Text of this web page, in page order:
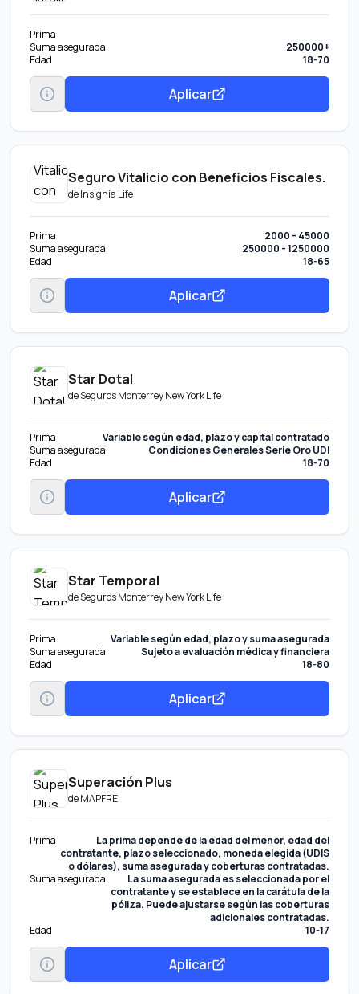
Prima
Suma asegurada
250000+
Edad
18-70
Aplicar
Seguro Vitalicio con Beneficios Fiscales.
deInsignia Life
Prima
2000 - 45000
Suma asegurada
250000 - 1250000
Edad
18-65
Aplicar
Star Dotal
deSeguros Monterrey New York Life
Prima
Variable según edad, plazo y capital contratado
Suma asegurada
Condiciones Generales Serie Oro UDI
Edad
18-70
Aplicar
Star Temporal
deSeguros Monterrey New York Life
Prima
Variable según edad, plazo y suma asegurada
Suma asegurada
Sujeto a evaluación médica y financiera
Edad
18-80
Aplicar
Superación Plus
deMAPFRE
Prima
La prima depende de la edad del menor, edad del
contratante, plazo seleccionado, moneda elegida (UDIS
o dólares), suma asegurada y coberturas contratadas.
Suma asegurada
La suma asegurada es seleccionada por el
contratante y se establece en la carátula de la
póliza. Puede ajustarse según las coberturas
adicionales contratadas.
Edad
10-17
Aplicar